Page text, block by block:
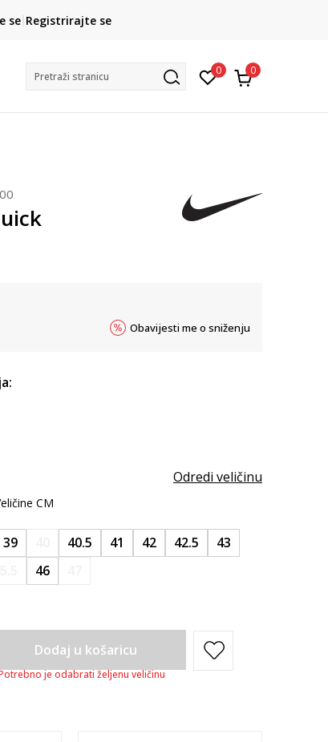
CLICK& COLLECT
besplatno preuzimanje u trgovini
se Registrirajte se
Pretraži stranicu 0 0
Obavijesti me o sniženju
Odredi veličinu
CM
39 40.5 41 42 42.5
43
46
Dodaj u košaricu
je odabrati željenu veličinu